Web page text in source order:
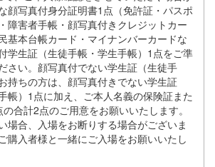
顔写真付身分証明書1点（免許証・パスポ
障害者手帳・顔写真付きクレジットカー
基本台帳カード・マイナンバーカードな
学生証（生徒手帳・学生手帳）1点をご準
さい。顔写真付でない学生証（生徒手
持ちの方は、顔写真付きでない学生証
帳）1点に加え、ご本人名義の保険証また
合計2点のご用意をお願いいたします。
場合、入場をお断りする場合がございま
購入者様と一緒にご入場をお願いいたし